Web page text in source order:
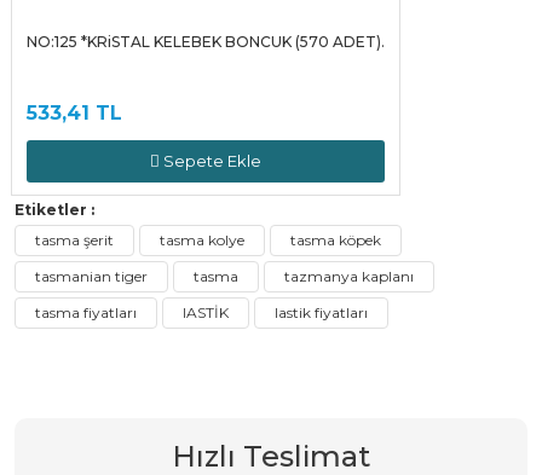
NO:125 *KRiSTAL KELEBEK BONCUK (570 ADET).
533,41 TL
Sepete Ekle
Etiketler :
tasma şerit
tasma kolye
tasma köpek
tasmanian tiger
tasma
tazmanya kaplanı
tasma fiyatları
lASTİK lastik fiyatları
Hızlı Teslimat